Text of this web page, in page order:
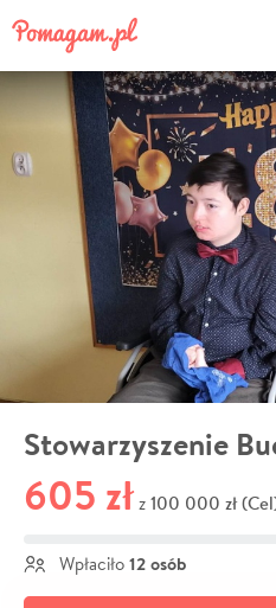
Stowarzyszenie
605 zł z 100 000 zł
Wpłaciło 12 osób